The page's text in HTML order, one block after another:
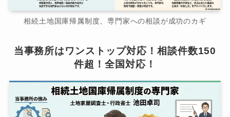
相続土地国庫帰属制度、専門家への相談が成功のカギ
当事務所はワンストップ対応！相談件数150
件超！全国対応！